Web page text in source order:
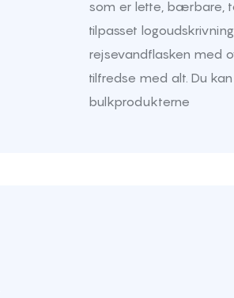
som er lette, bærbare,
tilpasset
rejsevandflasken med
tilfredse med alt. Du
bulkprodukterne